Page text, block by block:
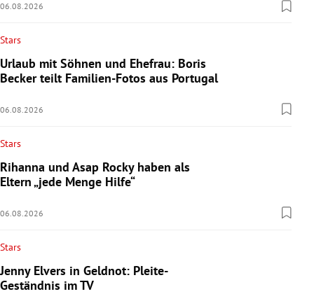
06.08.2026
Stars
Urlaub mit Söhnen und Ehefrau: Boris
Becker teilt Familien-Fotos aus Portugal
06.08.2026
Stars
Rihanna und Asap Rocky haben als
Eltern „jede Menge Hilfe“
06.08.2026
Stars
Jenny Elvers in Geldnot: Pleite-
Geständnis im TV